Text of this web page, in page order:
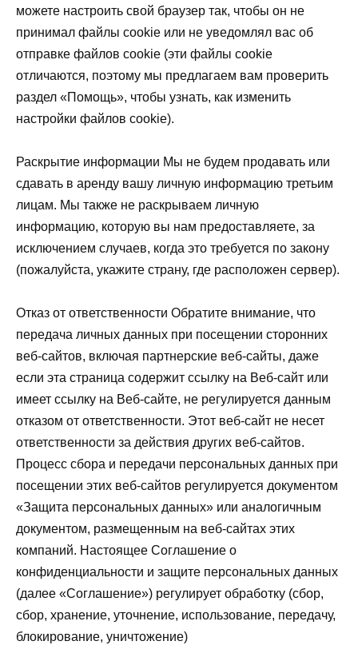
можете настроить свой браузер так, чтобы он не
принимал файлы cookie или не уведомлял вас об
отправке файлов cookie (эти файлы cookie
отличаются, поэтому мы предлагаем вам проверить
раздел «Помощь», чтобы узнать, как изменить
настройки файлов cookie).
Раскрытие информации Мы не будем продавать или
сдавать в аренду вашу личную информацию третьим
лицам. Мы также не раскрываем личную
информацию, которую вы нам предоставляете, за
исключением случаев, когда это требуется по закону
(пожалуйста, укажите страну, где расположен сервер).
Отказ от ответственности Обратите внимание, что
передача личных данных при посещении сторонних
веб-сайтов, включая партнерские веб-сайты, даже
если эта страница содержит ссылку на Веб-сайт или
имеет ссылку на Веб-сайте, не регулируется данным
отказом от ответственности. Этот веб-сайт не несет
ответственности за действия других веб-сайтов.
Процесс сбора и передачи персональных данных при
посещении этих веб-сайтов регулируется документом
«Защита персональных данных» или аналогичным
документом, размещенным на веб-сайтах этих
компаний. Настоящее Соглашение о
конфиденциальности и защите персональных данных
(далее «Соглашение») регулирует обработку (сбор,
сбор, хранение, уточнение, использование, передачу,
блокирование, уничтожение)